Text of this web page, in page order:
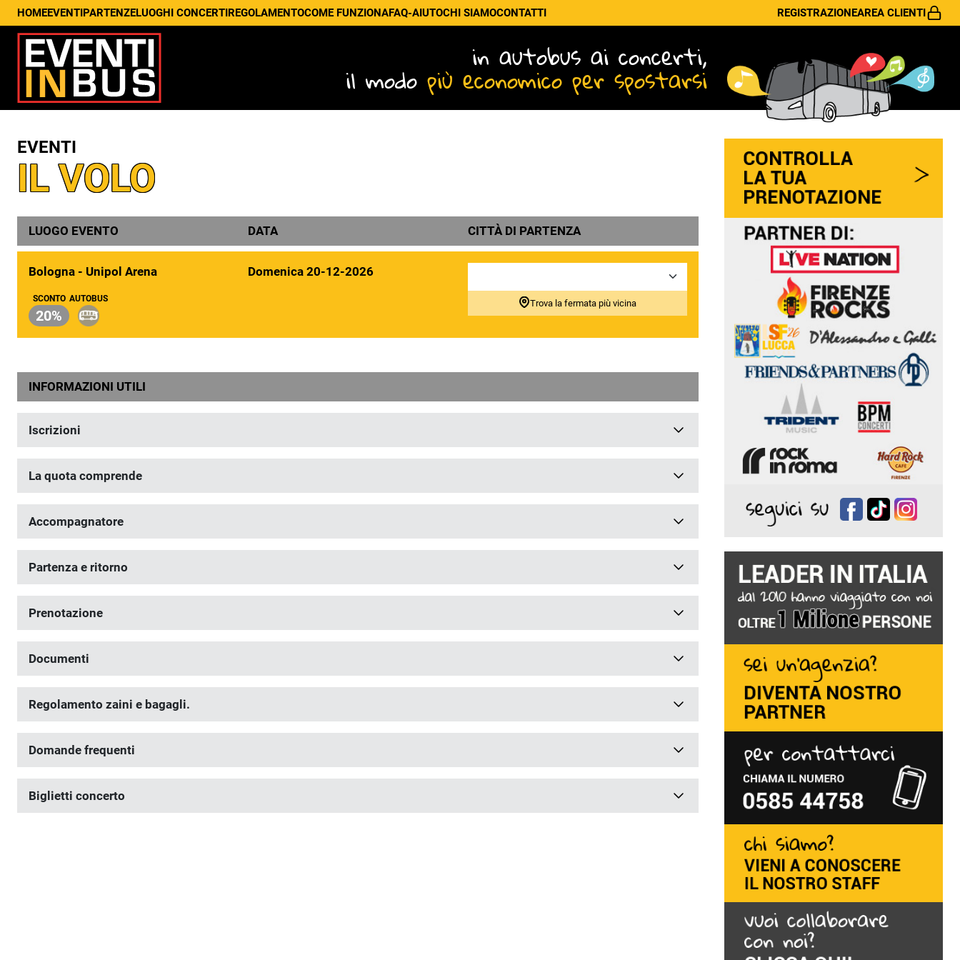
HOMEEVENTIPARTENZELUOGHI CONCERTIREGOLAMENTOCOME FUNZIONAFAQ-AIUTOCHI SIAMOCONTATTI REGISTRAZIONEAREA CLIENTI
in autobus ai concerti,
il modo più economico per spostarsi
EVENTI
IL VOLO
LUOGO EVENTO DATA CITTÀ DI PARTENZA
Bologna - Unipol Arena
SCONTO
20%
AUTOBUS
Domenica 20-12-2026
Trova la fermata più vicina
INFORMAZIONI UTILI
Iscrizioni
La quota comprende
Accompagnatore
Partenza e ritorno
Prenotazione
Documenti
Regolamento zaini e bagagli.
Domande frequenti
Biglietti concerto